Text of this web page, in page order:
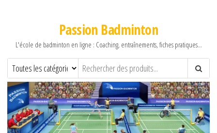
Passion Badminton
L'école de badminton en ligne : Coaching, entraînements, fiches pratiques…